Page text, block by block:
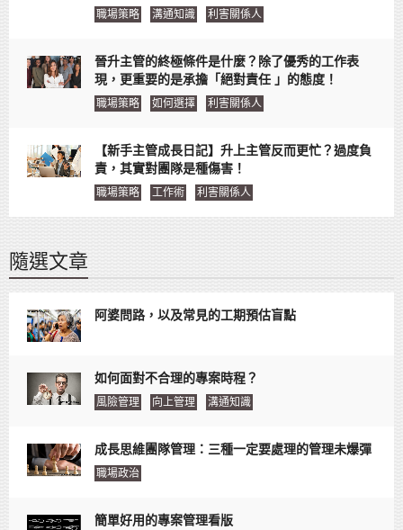
職場策略 溝通知識 利害關係人
晉升主管的終極條件是什麼？除了優秀的工作表
現，更重要的是承擔「絕對責任 」的態度！
職場策略 如何選擇 利害關係人
【新手主管成長日記】升上主管反而更忙？過度負
責，其實對團隊是種傷害！
職場策略 工作術 利害關係人
隨選文章
阿婆問路，以及常見的工期預估盲點
如何面對不合理的專案時程？
風險管理 向上管理 溝通知識
成長思維團隊管理：三種一定要處理的管理未爆彈
職場政治
簡單好用的專案管理看版